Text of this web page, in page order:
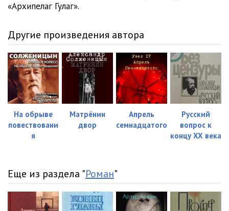
«Архипелаг Гулаг».
Другие произведения автора
На обрыве
повествовани
я
Матрёнин
двор
Апрель
семнадцатого
Русский
вопрос к
концу XX века
Еще из раздела "Роман"